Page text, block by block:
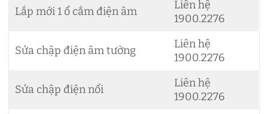
Lắp mới 1 ổ cắm điện âm
Liên hệ
1900.2276
Sửa chập điện âm tường
Liên hệ
1900.2276
Sửa chập điện nổi
Liên hệ
1900.2276